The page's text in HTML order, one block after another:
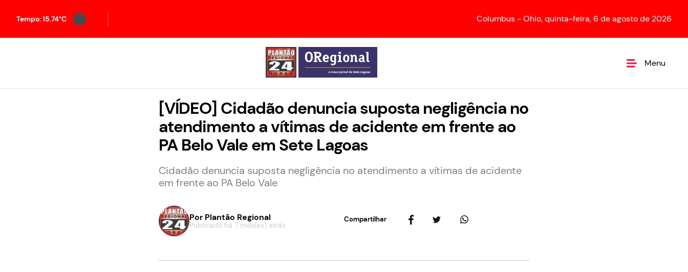
Tempo: 15.74°C Columbus - Ohio, quinta-feira, 6 de agosto de 2026
Menu
[VÍDEO] Cidadão denuncia suposta negligência no
atendimento a vítimas de acidente em frente ao
PA Belo Vale em Sete Lagoas
Cidadão denuncia suposta negligência no atendimento a vítimas de acidente
em frente ao PA Belo Vale
Por Plantão Regional
Publicado há 7 mês(es) atrás
Compartilhar